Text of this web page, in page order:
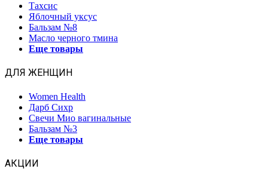
Тахсис
Яблочный уксус
Бальзам №8
Масло черного тмина
Еще товары
ДЛЯ ЖЕНЩИН
Women Health
Дарб Сихр
Свечи Мио вагинальные
Бальзам №3
Еще товары
АКЦИИ